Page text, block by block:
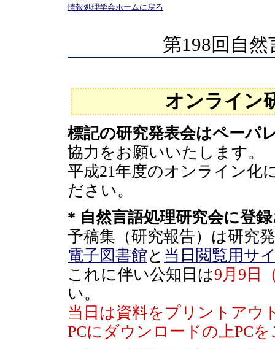
情報処理学会ホームに戻る
第198回自
オンライン
標記の研究発表会はペーパ
協力をお願いいたします。
平成21年度のオンライン化
ださい。
* 自然言語処理研究会に登
予稿集（研究報告）は研究
電子図書館と 当日閲覧用サ
これに伴い公知日は9月9 日
い。
当日は資料をプリントアウ
PCにダウンロードの上PC